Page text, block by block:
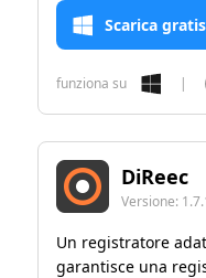
Scarica gratis
funziona su |
DiReec
Versione:
Un registratore
garantisce una